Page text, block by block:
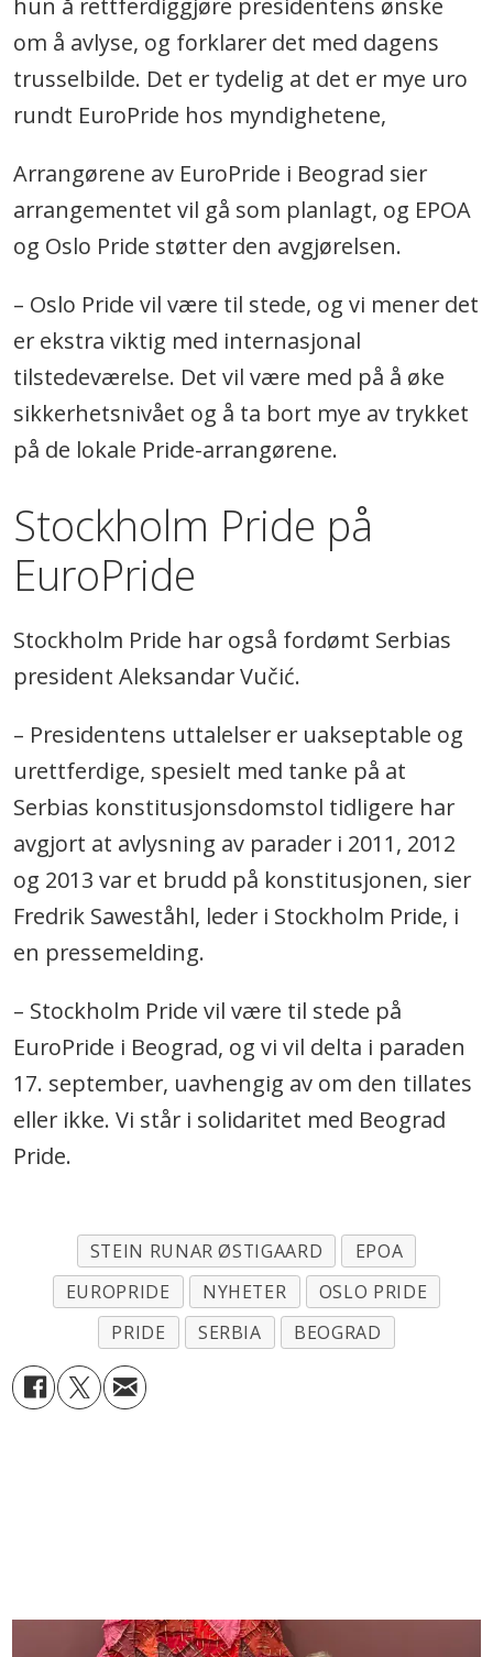
om å avlyse, og forklarer det med dagens
trusselbilde. Det er tydelig at det er mye uro
rundt EuroPride hos myndighetene,
Arrangørene av EuroPride i Beograd sier
arrangementet vil gå som planlagt, og EPOA
og Oslo Pride støtter den avgjørelsen.
– Oslo Pride vil være til stede, og vi mener det
er ekstra viktig med internasjonal
tilstedeværelse. Det vil være med på å øke
sikkerhetsnivået og å ta bort mye av trykket
på de lokale Pride-arrangørene.
Stockholm Pride på
EuroPride
Stockholm Pride har også fordømt Serbias
president Aleksandar Vučić.
– Presidentens uttalelser er uakseptable og
urettferdige, spesielt med tanke på at
Serbias konstitusjonsdomstol tidligere har
avgjort at avlysning av parader i 2011, 2012
og 2013 var et brudd på konstitusjonen, sier
Fredrik Saweståhl, leder i Stockholm Pride, i
en pressemelding.
– Stockholm Pride vil være til stede på
EuroPride i Beograd, og vi vil delta i paraden
17. september, uavhengig av om den tillates
eller ikke. Vi står i solidaritet med Beograd
Pride.
STEIN RUNAR ØSTIGAARD
EPOA
EUROPRIDE
NYHETER
OSLO PRIDE
PRIDE
SERBIA BEOGRAD